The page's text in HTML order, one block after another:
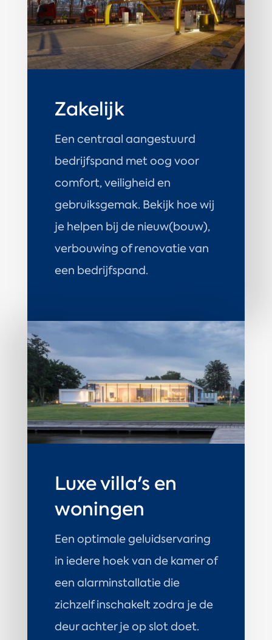
Zakelijk
Een centraal aangestuurd
bedrijfspand met oog voor
comfort, veiligheid en
gebruiksgemak. Bekijk hoe wij
je helpen bij de nieuw(bouw),
verbouwing of renovatie van
een bedrijfspand.
Luxe villa's en
woningen
Een optimale geluidservaring
in iedere hoek van de kamer of
een alarminstallatie die
zichzelf inschakelt zodra je de
deur achter je op slot doet.